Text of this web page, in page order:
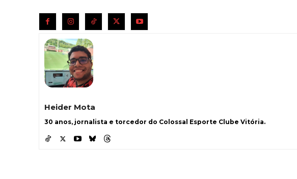
Heider Mota
30 anos, jornalista e torcedor do Colossal Esporte Clube Vitória.